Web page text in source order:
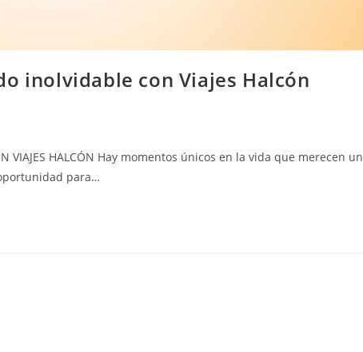
inolvidable con Viajes Halcón
VIAJES HALCÓN Hay momentos únicos en la vida que merecen un
para…